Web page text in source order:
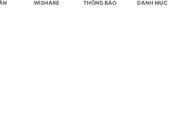
WISHARE THÔNG BÁO DANH MỤC